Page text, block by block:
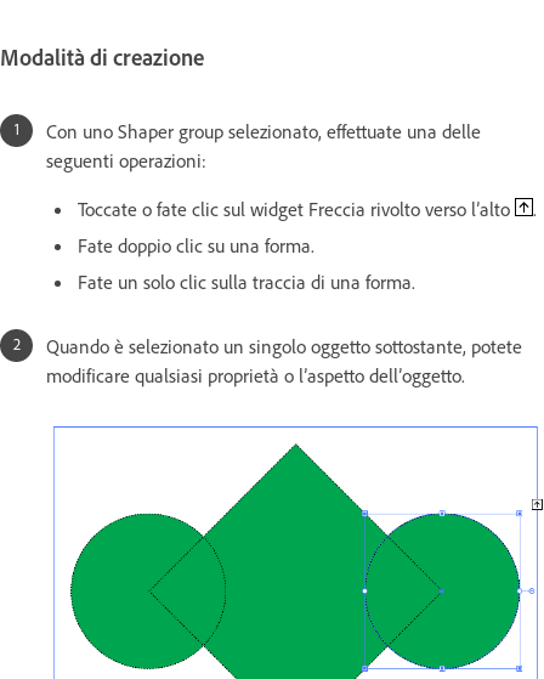
Modalità di creazione
Con uno Shaper group selezionato, effettuate una delle
seguenti operazioni:
Toccate o fate clic sul widget Freccia rivolto verso l’alto
.
Fate doppio clic su una forma.
Fate un solo clic sulla traccia di una forma.
Quando è selezionato un singolo oggetto sottostante, potete
modificare qualsiasi proprietà o l’aspetto dell’oggetto.